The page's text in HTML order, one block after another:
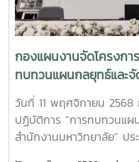
กองแผนงานจัดโครงกา
ทบทวนแผนกลยุทธ์และ
มหาวิทยาลัย ประจำปีง
วันที่ 11 พฤศจิกายน 2568
ปฏิบัติการ “การทบทวนแ
สำนักงานมหาวิทยาลัย” ป